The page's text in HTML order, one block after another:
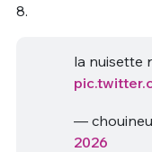
8.
la nuisette
—
2026